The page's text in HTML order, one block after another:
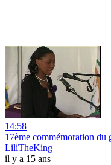
14:58
17ème commémoration du
LiliTheKing
il y a 15 ans